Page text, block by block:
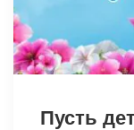
Пусть